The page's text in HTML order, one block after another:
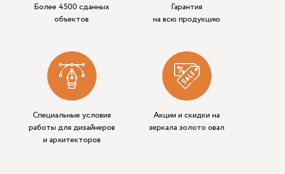
Более 4500 сданных
объектов
Гарантия
на всю продукцию
Специальные условия
работы для дизайнеров
и архитекторов
Акции и скидки на
зеркала золото овал